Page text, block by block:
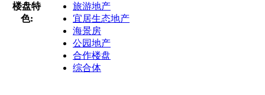
楼盘特
色:
旅游地产
宜居生态地产
海景房
公园地产
合作楼盘
综合体